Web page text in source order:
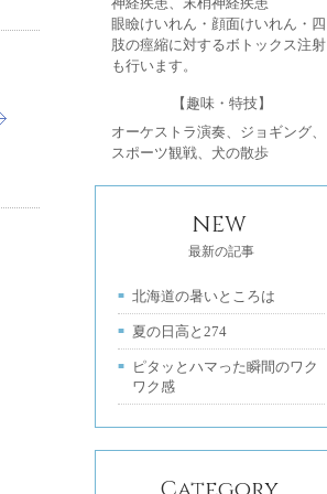
眼瞼けいれん・顔面けいれん・四
肢の痙縮に対するボトックス注射
も行います。
【趣味・特技】
オーケストラ演奏、ジョギング、
スポーツ観戦、犬の散歩
NEW
最新の記事
北海道の暑いところは
夏の日高と274
ピタッとハマった瞬間のワク
ワク感